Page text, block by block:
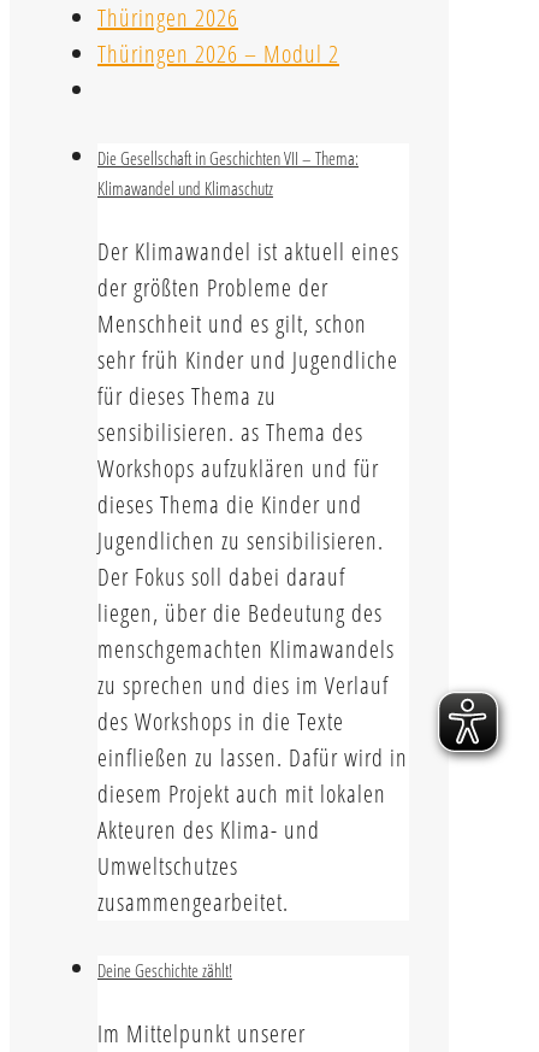
Thüringen 2026
Thüringen 2026 – Modul 2
Die Gesellschaft in Geschichten VII – Thema:
Klimawandel und Klimaschutz
Der Klimawandel ist aktuell eines
der größten Probleme der
Menschheit und es gilt, schon
sehr früh Kinder und Jugendliche
für dieses Thema zu
sensibilisieren. as Thema des
Workshops aufzuklären und für
dieses Thema die Kinder und
Jugendlichen zu sensibilisieren.
Der Fokus soll dabei darauf
liegen, über die Bedeutung des
menschgemachten Klimawandels
zu sprechen und dies im Verlauf
des Workshops in die Texte
einfließen zu lassen. Dafür wird in
diesem Projekt auch mit lokalen
Akteuren des Klima- und
Umweltschutzes
zusammengearbeitet.
Deine Geschichte zählt!
Im Mittelpunkt unserer